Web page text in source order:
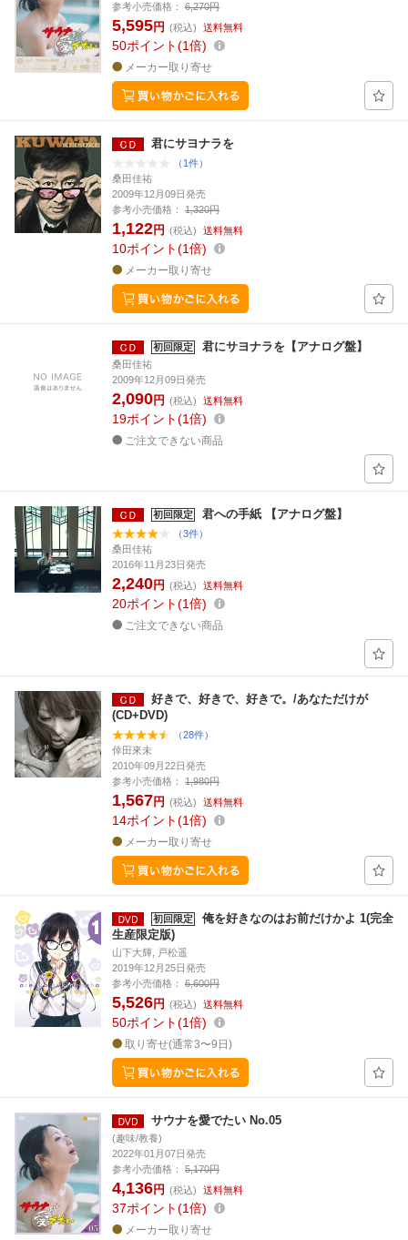
参考小売価格：
6,270円
5,595円 (税込) 送料無料
50ポイント 1倍
メーカー取り寄せ
君にサヨナラを
（1件）
桑田佳祐
2009年12月09日発売
参考小売価格：
1,320円
1,122円 (税込) 送料無料
10ポイント 1倍
メーカー取り寄せ
初回限定 君にサヨナラを【アナログ盤】
桑田佳祐
2009年12月09日発売
2,090円 (税込) 送料無料
19ポイント 1倍
ご注文できない商品
初回限定 君への手紙 【アナログ盤】
（3件）
桑田佳祐
2016年11月23日発売
2,240円 (税込) 送料無料
20ポイント 1倍
ご注文できない商品
好きで、好きで、好きで。/あなただけが
(CD+DVD)
（28件）
倖田來未
2010年09月22日発売
参考小売価格：
1,980円
1,567円 (税込) 送料無料
14ポイント 1倍
メーカー取り寄せ
初回限定
俺を好きなのはお前だけかよ 1(完全
生産限定版)
山下大輝, 戸松遥
2019年12月25日発売
参考小売価格：
6,600円
5,526円 (税込) 送料無料
50ポイント 1倍
取り寄せ(通常3〜9日)
サウナを愛でたい No.05
(趣味/教養)
2022年01月07日発売
参考小売価格：
5,170円
4,136円 (税込) 送料無料
37ポイント 1倍
メーカー取り寄せ